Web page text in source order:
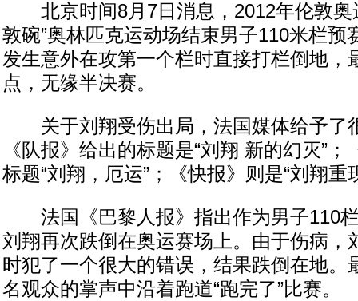
北京时间8月7日消息，2012年伦敦奥
敦碗”奥林匹克运动场结束男子110米栏预
发生意外在攻第一个栏时直接打栏倒地，
点，无缘半决赛。
关于刘翔受伤出局，法国媒体给予了
《队报》给出的标题是“刘翔 新的幻灭”
标题“刘翔，厄运”；《快报》则是“刘翔重
法国《巴黎人报》指出作为男子110
刘翔再次跌倒在奥运赛场上。由于伤病，
时犯了一个很大的错误，结果跌倒在地。
名观众的掌声中沿着跑道“跑完了”比赛。